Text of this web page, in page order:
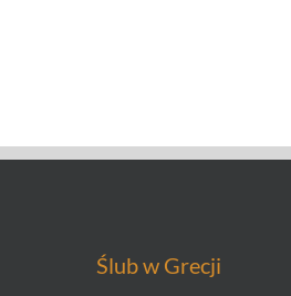
Ślub w Grecji